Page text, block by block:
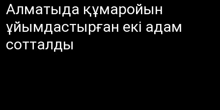
Алматыда құмаройын
ұйымдастырған екі адам
сотталды